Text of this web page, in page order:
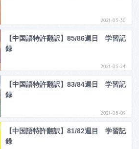
2021-05-30
【中国語特許翻訳】85/86週目 学習記
録
2021-05-24
【中国語特許翻訳】83/84週目 学習記
録
2021-05-09
【中国語特許翻訳】81/82週目 学習記
録